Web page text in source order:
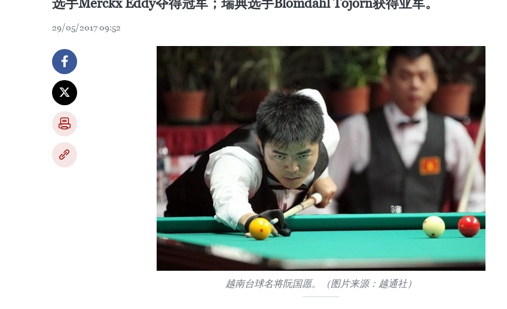
选手Merckx Eddy夺得冠军；瑞典选手Blomdahl Tojorn获得亚军。
29/05/2017 09:52
越南台球名将阮国愿。（图片来源：越通社）